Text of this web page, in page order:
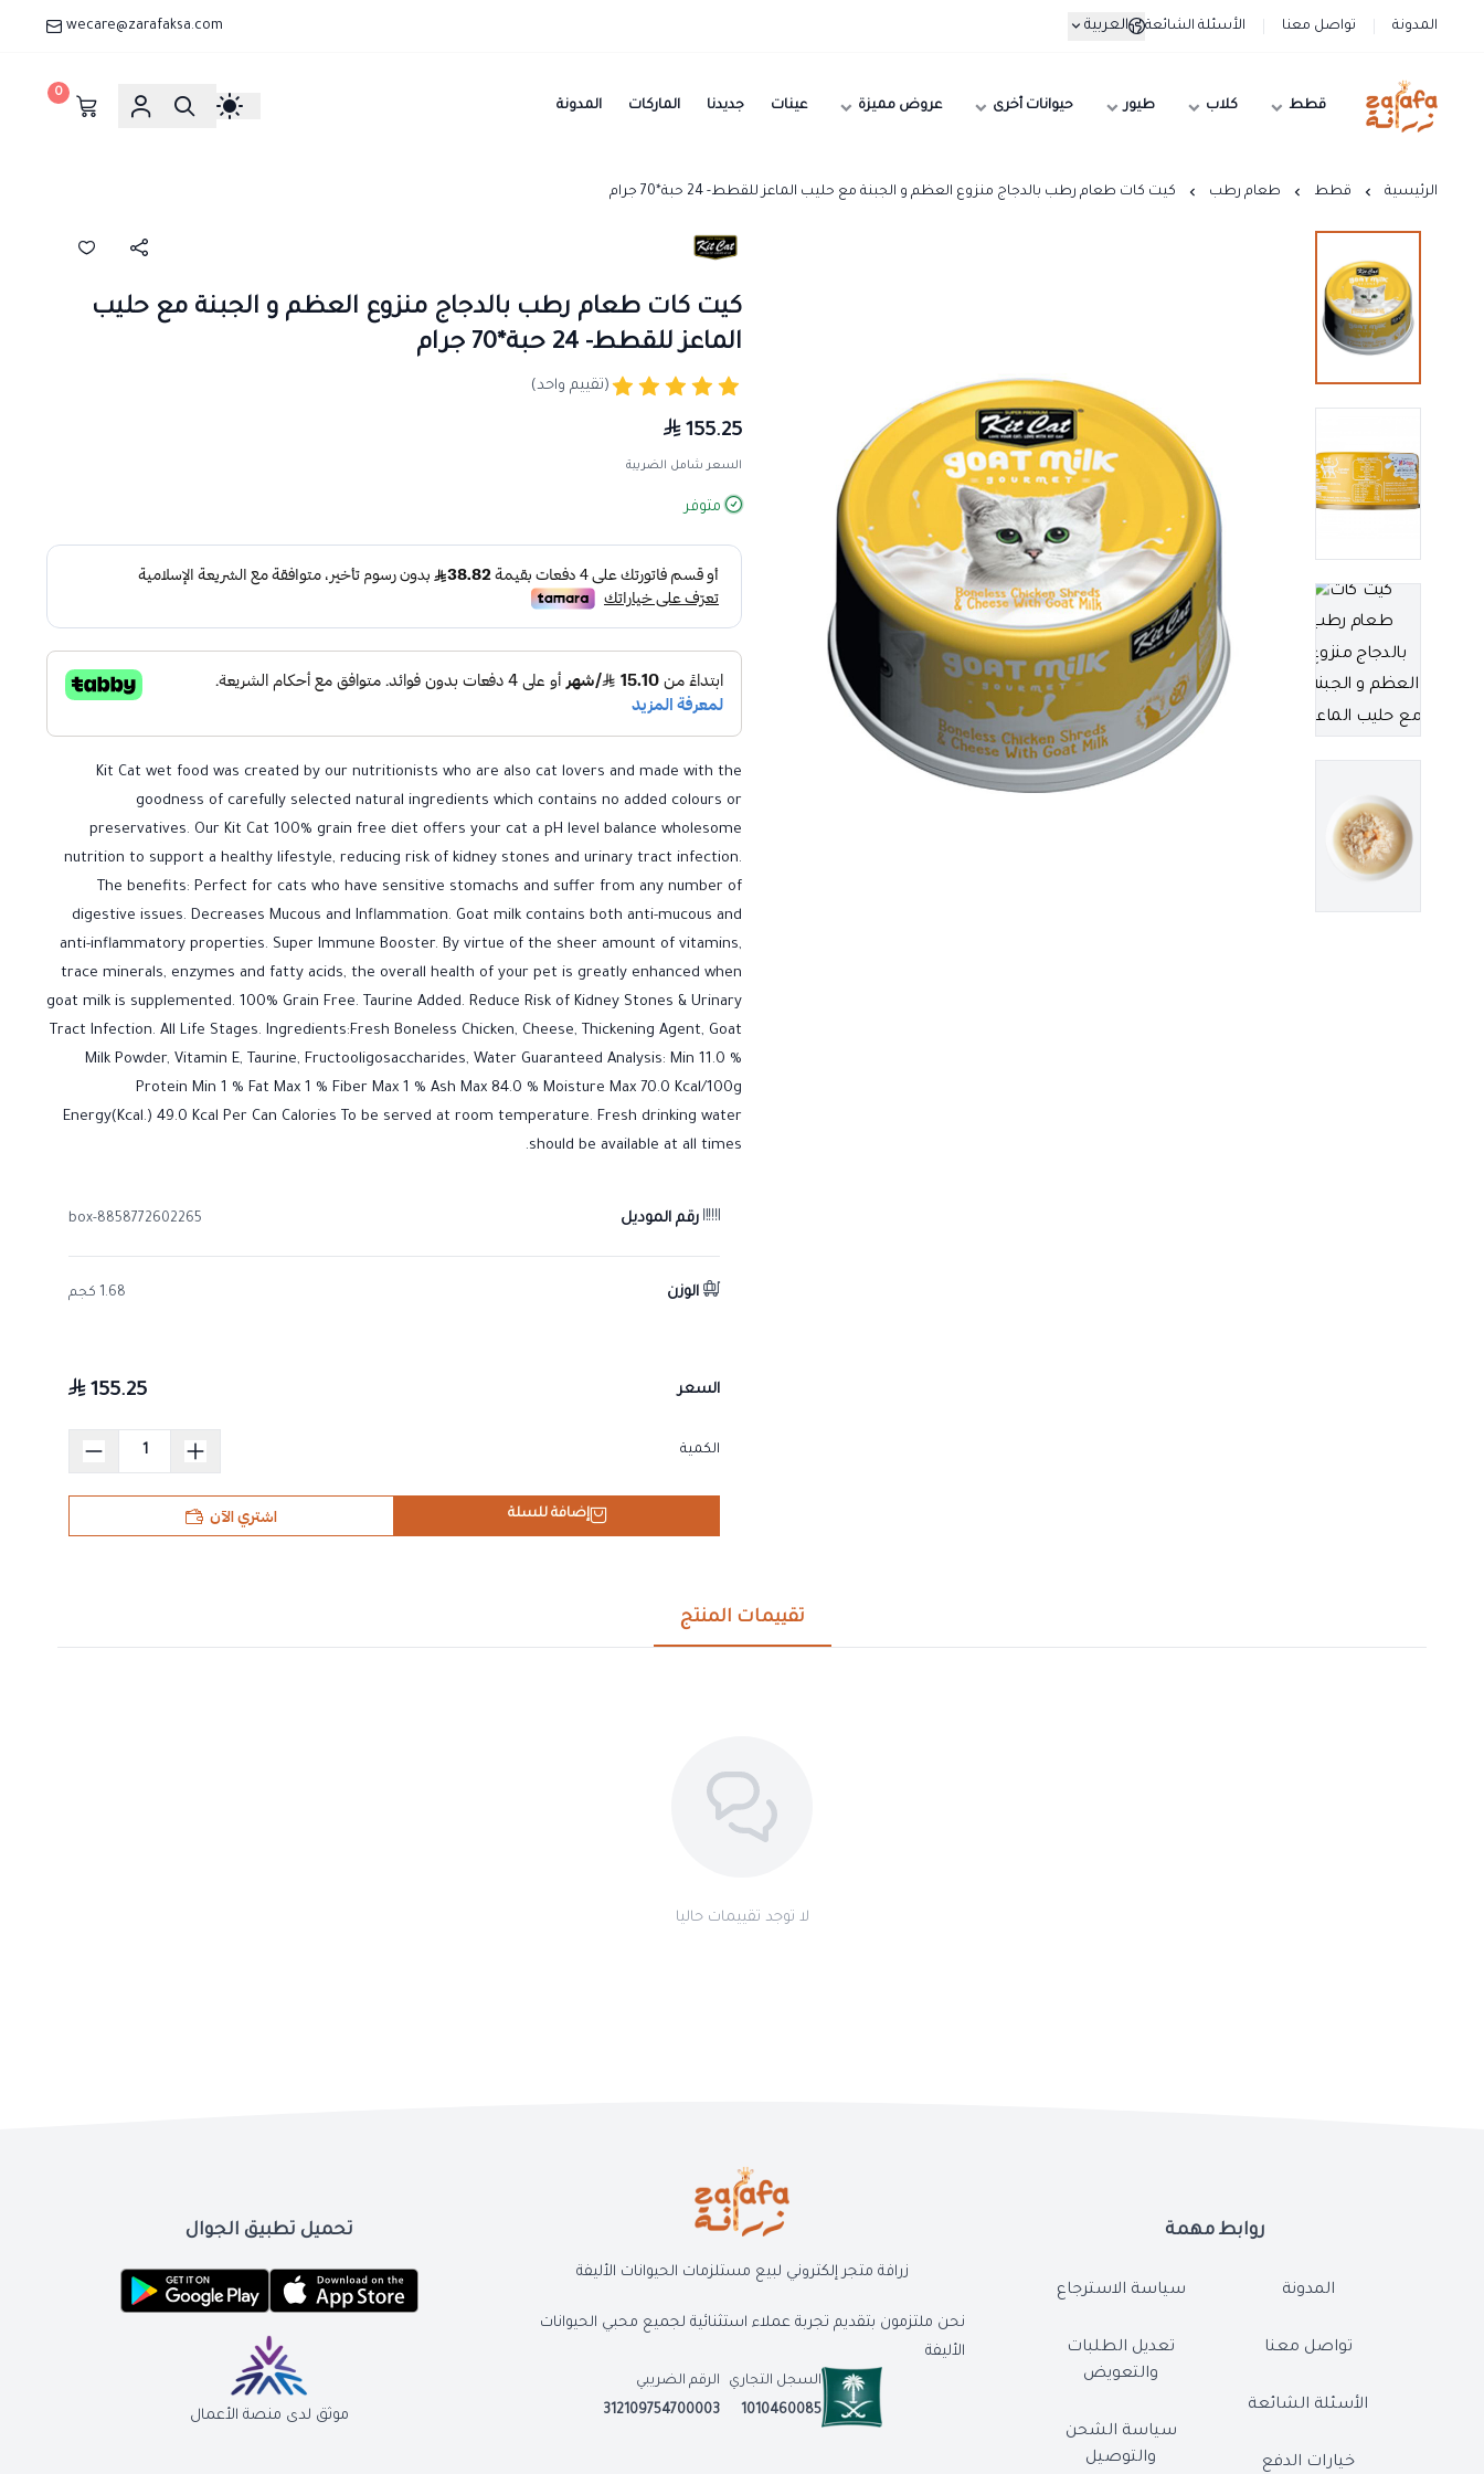
المدونة تواصل معنا الأسئلة الشائعة العربية wecare@zarafaksa.com
زرافة
قطط كلاب طيور حيوانات أخرى عروض مميزة عينات جديدنا الماركات المدونة
0
الرئيسية قطط طعام رطب كيت كات طعام رطب بالدجاج منزوع العظم و الجبنة مع حليب الماعز للقطط- 24 حبة*70 جرام
كيت كات طعام رطب بالدجاج منزوع العظم و الجبنة مع حليب
الماعز للقطط- 24 حبة*70 جرام
(تقييم واحد)
155.25
السعر شامل الضريبة
متوفر
Kit Cat wet food was created by our nutritionists who are also cat lovers and made with the
goodness of carefully selected natural ingredients which contains no added colours or
preservatives. Our Kit Cat 100% grain free diet offers your cat a pH level balance wholesome
nutrition to support a healthy lifestyle, reducing risk of kidney stones and urinary tract infection.
The benefits: Perfect for cats who have sensitive stomachs and suffer from any number of
digestive issues. Decreases Mucous and Inflammation. Goat milk contains both anti-mucous and
anti-inflammatory properties. Super Immune Booster. By virtue of the sheer amount of vitamins,
trace minerals, enzymes and fatty acids, the overall health of your pet is greatly enhanced when
goat milk is supplemented. 100% Grain Free. Taurine Added. Reduce Risk of Kidney Stones & Urinary
Tract Infection. All Life Stages. Ingredients:Fresh Boneless Chicken, Cheese, Thickening Agent, Goat
Milk Powder, Vitamin E, Taurine, Fructooligosaccharides, Water Guaranteed Analysis: Min 11.0 %
Protein Min 1 % Fat Max 1 % Fiber Max 1 % Ash Max 84.0 % Moisture Max 70.0 Kcal/100g
Energy(Kcal.) 49.0 Kcal Per Can Calories To be served at room temperature. Fresh drinking water
should be available at all times.
رقم الموديل 8858772602265-box
الوزن 1.68 كجم
السعر 155.25
الكمية
إضافة للسلة اشتري الآن
تقييمات المنتج
لا توجد تقييمات حاليا
روابط مهمة
المدونة
تواصل معنا
الأسئلة الشائعة
خيارات الدفع
سياسة الاسترجاع
تعديل الطلبات
والتعويض
سياسة الشحن
والتوصيل
زرافة متجر إلكتروني لبيع مستلزمات الحيوانات الأليفة
نحن ملتزمون بتقديم تجربة عملاء استثنائية لجميع محبي الحيوانات
الأليفة
السجل التجاري
1010460085
الرقم الضريبي
312109754700003
تحميل تطبيق الجوال
موثق لدى منصة الأعمال